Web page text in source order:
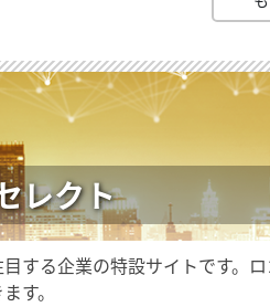
レクト
する企業の特設サイトです。
す。